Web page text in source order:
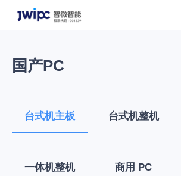
国产PC
台式机主板 台式机整机
一体机整机 商用 PC